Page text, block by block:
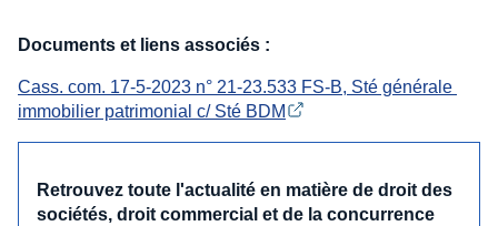
Documents et liens associés :
Cass. com. 17-5-2023 n° 21-23.533 FS-B, Sté générale
immobilier patrimonial c/ Sté BDM
Retrouvez toute l'actualité en matière de droit des
sociétés, droit commercial et de la concurrence